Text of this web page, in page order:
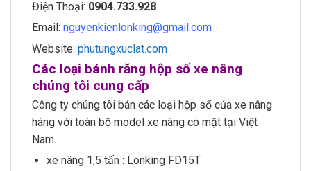
Điện Thoại: 0904.733.928
Email: nguyenkienlonking@gmail.com
Website: phutungxuclat.com
Các loại bánh răng hộp số xe nâng
chúng tôi cung cấp
Công ty chúng tôi bán các loại hộp số của xe nâng
hàng với toàn bộ model xe nâng có mặt tại Việt
Nam.
xe nâng 1,5 tấn : Lonking FD15T